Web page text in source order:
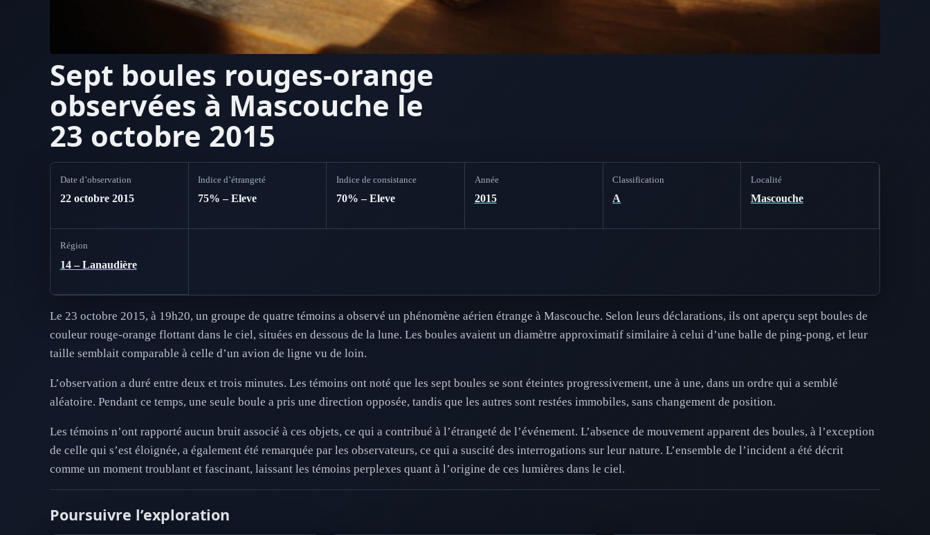
Sept boules rouges-orange
observées à Mascouche le
23 octobre 2015
Date d’observation
22 octobre 2015
Indice d’étrangeté
75% – Eleve
Indice de consistance
70% – Eleve
Année
2015
Classification
A
Localité
Mascouche
Région
14 – Lanaudière
Le 23 octobre 2015, à 19h20, un groupe de quatre témoins a observé un phénomène aérien étrange à Mascouche. Selon leurs déclarations, ils ont aperçu sept boules de
couleur rouge-orange flottant dans le ciel, situées en dessous de la lune. Les boules avaient un diamètre approximatif similaire à celui d’une balle de ping-pong, et leur
taille semblait comparable à celle d’un avion de ligne vu de loin.
L’observation a duré entre deux et trois minutes. Les témoins ont noté que les sept boules se sont éteintes progressivement, une à une, dans un ordre qui a semblé
aléatoire. Pendant ce temps, une seule boule a pris une direction opposée, tandis que les autres sont restées immobiles, sans changement de position.
Les témoins n’ont rapporté aucun bruit associé à ces objets, ce qui a contribué à l’étrangeté de l’événement. L’absence de mouvement apparent des boules, à l’exception
de celle qui s’est éloignée, a également été remarquée par les observateurs, ce qui a suscité des interrogations sur leur nature. L’ensemble de l’incident a été décrit
comme un moment troublant et fascinant, laissant les témoins perplexes quant à l’origine de ces lumières dans le ciel.
Poursuivre l’exploration